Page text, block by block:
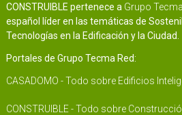
CONSTRUIBLE pertenece a Grupo
español líder en las temáticas de
Tecnologías en la Edificación y la Ciudad.
Portales de Grupo Tecma Red:
CASADOMO - Todo sobre Edificios
CONSTRUIBLE - Todo sobre